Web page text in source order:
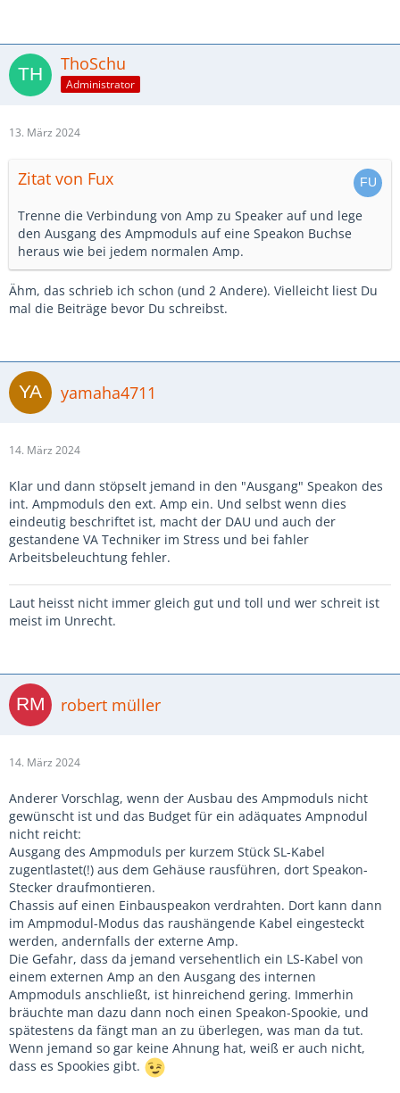
ThoSchu
Administrator
13. März 2024
Zitat von Fux
Trenne die Verbindung von Amp zu Speaker auf und lege
den Ausgang des Ampmoduls auf eine Speakon Buchse
heraus wie bei jedem normalen Amp.
Ähm, das schrieb ich schon (und 2 Andere). Vielleicht liest Du
mal die Beiträge bevor Du schreibst.
yamaha4711
14. März 2024
Klar und dann stöpselt jemand in den "Ausgang" Speakon des
int. Ampmoduls den ext. Amp ein. Und selbst wenn dies
eindeutig beschriftet ist, macht der DAU und auch der
gestandene VA Techniker im Stress und bei fahler
Arbeitsbeleuchtung fehler.
Laut heisst nicht immer gleich gut und toll und wer schreit ist
meist im Unrecht.
robert müller
14. März 2024
Anderer Vorschlag, wenn der Ausbau des Ampmoduls nicht
gewünscht ist und das Budget für ein adäquates Ampnodul
nicht reicht:
Ausgang des Ampmoduls per kurzem Stück SL-Kabel
zugentlastet(!) aus dem Gehäuse rausführen, dort Speakon-
Stecker draufmontieren.
Chassis auf einen Einbauspeakon verdrahten. Dort kann dann
im Ampmodul-Modus das raushängende Kabel eingesteckt
werden, andernfalls der externe Amp.
Die Gefahr, dass da jemand versehentlich ein LS-Kabel von
einem externen Amp an den Ausgang des internen
Ampmoduls anschließt, ist hinreichend gering. Immerhin
bräuchte man dazu dann noch einen Speakon-Spookie, und
spätestens da fängt man an zu überlegen, was man da tut.
Wenn jemand so gar keine Ahnung hat, weiß er auch nicht,
dass es Spookies gibt.